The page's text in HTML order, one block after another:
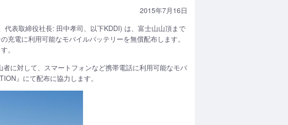
2015年7月16日
表取締役社長: 田中孝司、以下KDDI) は、富士山山頂まで
電に利用可能なモバイルバッテリーを無償配布します。
。
に対して、スマートフォンなど携帯電話に利用可能なモバ
』にて配布に協力します。